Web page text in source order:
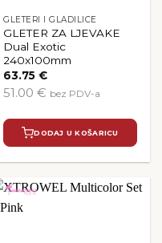
GLETERI I GLADILICE
GLETER ZA LJEVAKE
Dual Exotic
240x100mm
63.75€
51.00 € bez PDV-a
DODAJ U KOŠARICU